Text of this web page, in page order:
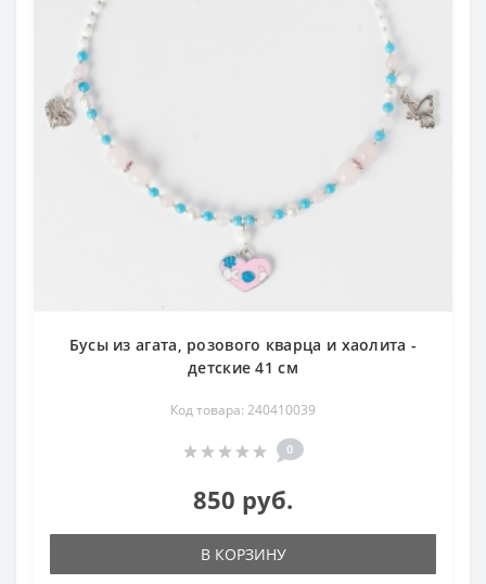
Бусы из агата, розового кварца и хаолита -
детские 41 см
Код товара: 240410039
0
850 руб.
В КОРЗИНУ